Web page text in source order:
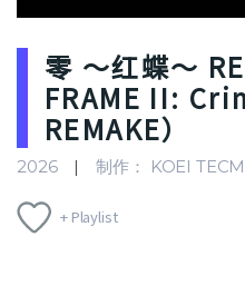
零 ～红蝶～
FRAME II:
REMAKE）
2026 制作： KOEI
+ Playlist